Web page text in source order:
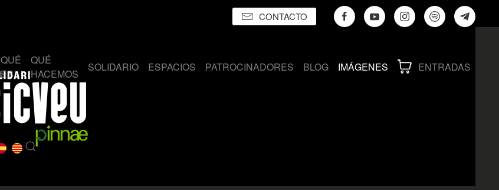
CONTACTO
QUÉ
ES
QUÉ
HACEMOS
SOLIDARIO ESPACIOS PATROCINADORES BLOG IMÁGENES ENTRADAS